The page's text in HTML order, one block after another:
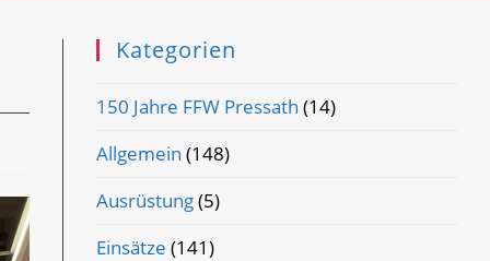
Kategorien
150 Jahre FFW Pressath (14)
Allgemein (148)
Ausrüstung(5)
Einsätze (141)